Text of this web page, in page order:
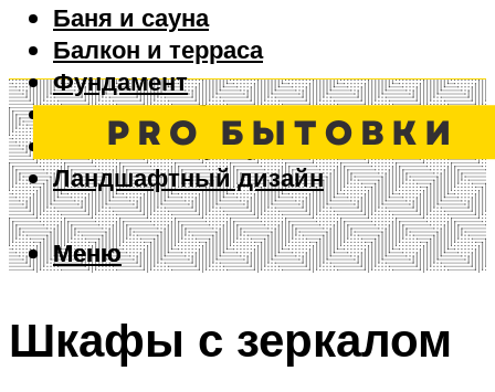
Баня и сауна
Балкон и терраса
Фундамент
Ворота и забор
Дизайн интерьера
Ландшафтный дизайн
Меню
Меню
Шкафы с зеркалом